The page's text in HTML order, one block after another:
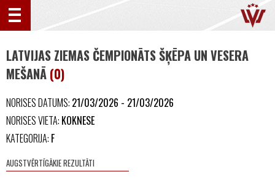
LATVIJAS ZIEMAS ČEMPIONĀTS ŠĶĒPA UN VESERA
MEŠANĀ (0)
NORISES DATUMS: 21/03/2026 - 21/03/2026
NORISES VIETA: KOKNESE
KATEGORIJA: F
AUGSTVĒRTĪGĀKIE REZULTĀTI